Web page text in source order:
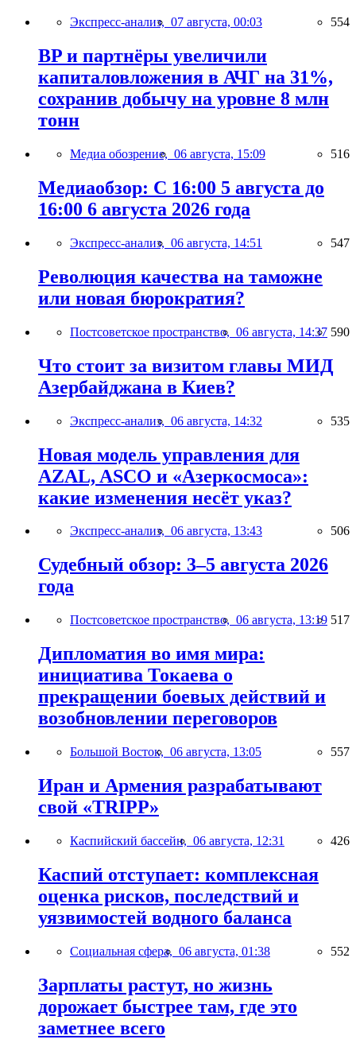
Экспресс-анализ, 07 августа, 00:03 554
BP и партнёры увеличили
капиталовложения в АЧГ на 31%,
сохранив добычу на уровне 8 млн
тонн
Медиа обозрение, 06 августа, 15:09 516
Медиаобзор: С 16:00 5 августа до
16:00 6 августа 2026 года
Экспресс-анализ, 06 августа, 14:51 547
Революция качества на таможне
или новая бюрократия?
Постсоветское пространство, 06 августа, 14:37 590
Что стоит за визитом главы МИД
Азербайджана в Киев?
Экспресс-анализ, 06 августа, 14:32 535
Новая модель управления для
AZAL, ASCO и «Азеркосмоса»:
какие изменения несёт указ?
Экспресс-анализ, 06 августа, 13:43 506
Судебный обзор: 3–5 августа 2026
года
Постсоветское пространство, 06 августа, 13:19 517
Дипломатия во имя мира:
инициатива Токаева о
прекращении боевых действий и
возобновлении переговоров
Большой Восток, 06 августа, 13:05 557
Иран и Армения разрабатывают
свой «TRIPP»
Каспийский бассейн, 06 августа, 12:31 426
Каспий отступает: комплексная
оценка рисков, последствий и
уязвимостей водного баланса
Социальная сфера, 06 августа, 01:38 552
Зарплаты растут, но жизнь
дорожает быстрее там, где это
заметнее всего